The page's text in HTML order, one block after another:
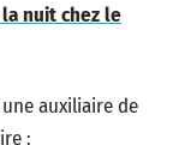
nuit chez le
auxiliaire de
: